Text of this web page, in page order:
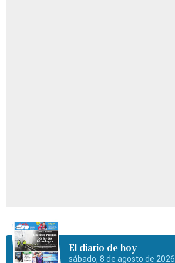
El diario de hoy
sábado, 8 de agosto de 2026